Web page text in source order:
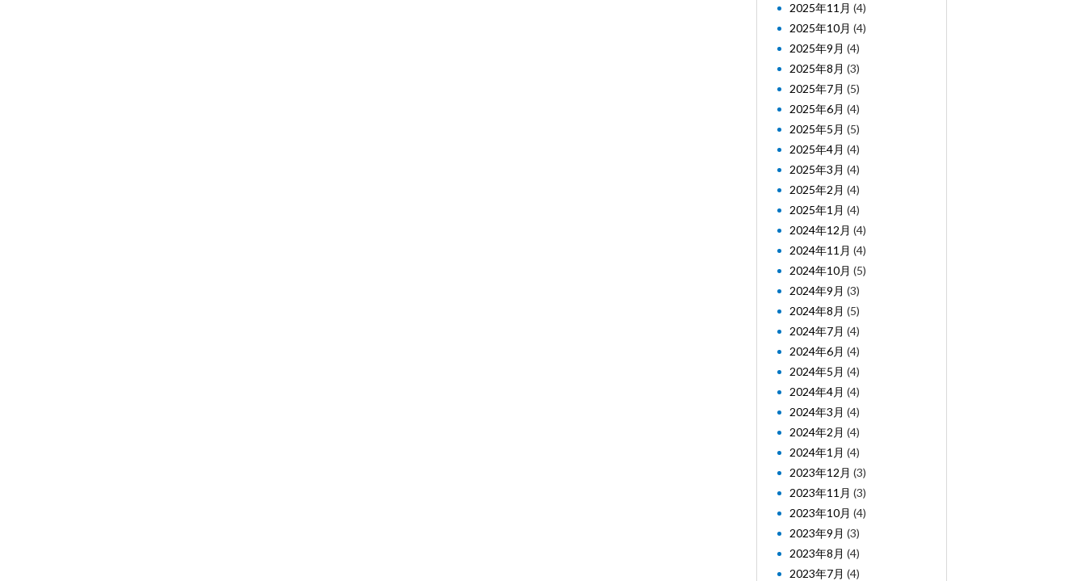
2025年11月 (4)
2025年10月 (4)
2025年9月 (4)
2025年8月 (3)
2025年7月 (5)
2025年6月 (4)
2025年5月 (5)
2025年4月 (4)
2025年3月 (4)
2025年2月 (4)
2025年1月 (4)
2024年12月 (4)
2024年11月 (4)
2024年10月 (5)
2024年9月 (3)
2024年8月 (5)
2024年7月 (4)
2024年6月 (4)
2024年5月 (4)
2024年4月 (4)
2024年3月 (4)
2024年2月 (4)
2024年1月 (4)
2023年12月 (3)
2023年11月 (3)
2023年10月 (4)
2023年9月 (3)
2023年8月 (4)
2023年7月 (4)